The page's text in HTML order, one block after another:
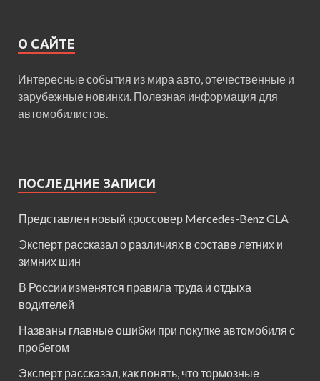
О САЙТЕ
Интересные события из мира авто, отечественные и
зарубежные новинки. Полезная информация для
автомобилистов.
ПОСЛЕДНИЕ ЗАПИСИ
Представлен новый кроссовер Mercedes-Benz GLA
Эксперт рассказал о различиях в составе летних и
зимних шин
В России изменятся правила труда и отдыха
водителей
Названы главные ошибки при покупке автомобиля с
пробегом
Эксперт рассказал, как понять, что тормозные